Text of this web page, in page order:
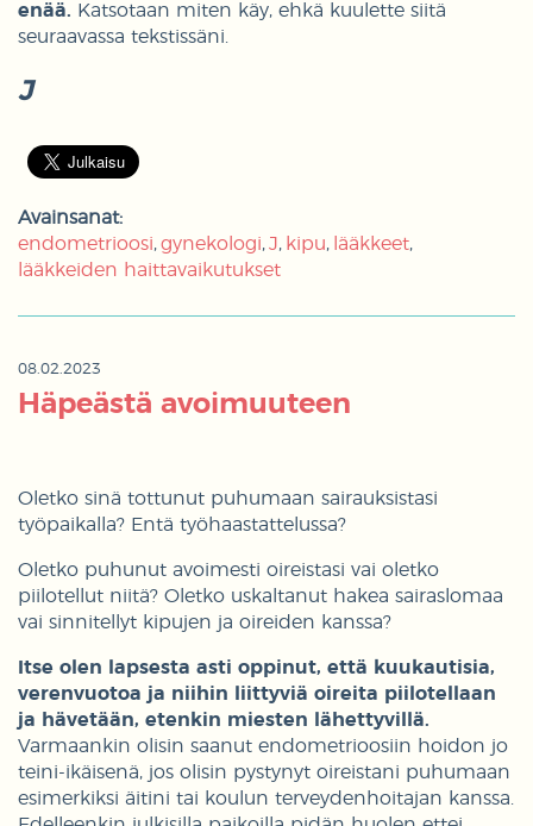
enää. Katsotaan miten käy, ehkä kuulette siitä
seuraavassa tekstissäni.
J
Avainsanat:
endometrioosi gynekologi J kipu
lääkkeet
lääkkeiden haittavaikutukset
08.02.2023
Häpeästä avoimuuteen
Oletko sinä tottunut puhumaan sairauksistasi
työpaikalla? Entä työhaastattelussa?
Oletko puhunut avoimesti oireistasi vai oletko
piilotellut niitä? Oletko uskaltanut hakea sairaslomaa
vai sinnitellyt kipujen ja oireiden kanssa?
Itse olen lapsesta asti oppinut, että kuukautisia,
verenvuotoa ja niihin liittyviä oireita piilotellaan
ja hävetään, etenkin miesten lähettyvillä.
Varmaankin olisin saanut endometrioosiin hoidon jo
teini-ikäisenä, jos olisin pystynyt oireistani puhumaan
esimerkiksi äitini tai koulun terveydenhoitajan kanssa.